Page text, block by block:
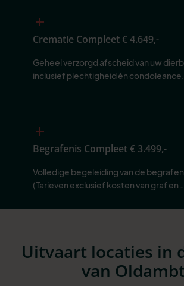
Crematie Compleet€ 4.649,-
Geheel verzorgd afscheid van uw
inclusief plechtigheid én condoleance.
Begrafenis Compleet€ 3.499,-
Volledige begeleiding van de
(Tarieven exclusief kosten van graf en
Uitvaart locaties in
van Oldambt